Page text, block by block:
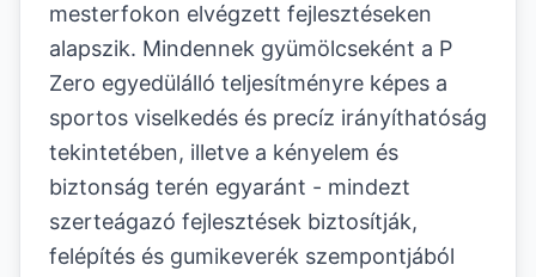
mesterfokon elvégzett fejlesztéseken
alapszik. Mindennek gyümölcseként a P
Zero egyedülálló teljesítményre képes a
sportos viselkedés és precíz irányíthatóság
tekintetében, illetve a kényelem és
biztonság terén egyaránt - mindezt
szerteágazó fejlesztések biztosítják,
felépítés és gumikeverék szempontjából